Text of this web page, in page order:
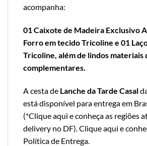
acompanha:
01 Caixote de Madeira Exclusivo
Forro em tecido Tricoline e 01
Tricoline, além de lindos materiais
complementares.
A cesta de Lanche da Tarde Casal
está disponível para entrega em
(*Clique aqui e conheça as regiões
delivery no DF).Clique aqui e
Política de Entrega.